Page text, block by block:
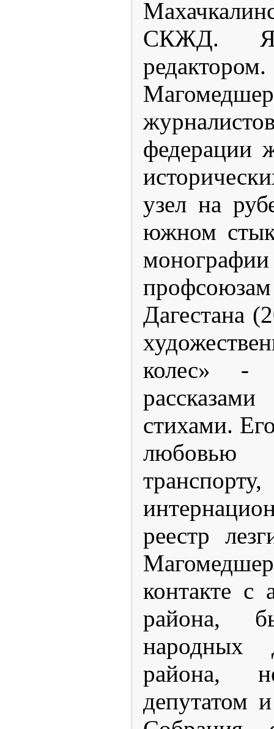
СКЖД.
федерации
узел на
южном
Дагестана
колес» -
стихами.
любовью
реестр
контакте с
района,
народных
района,
депутатом